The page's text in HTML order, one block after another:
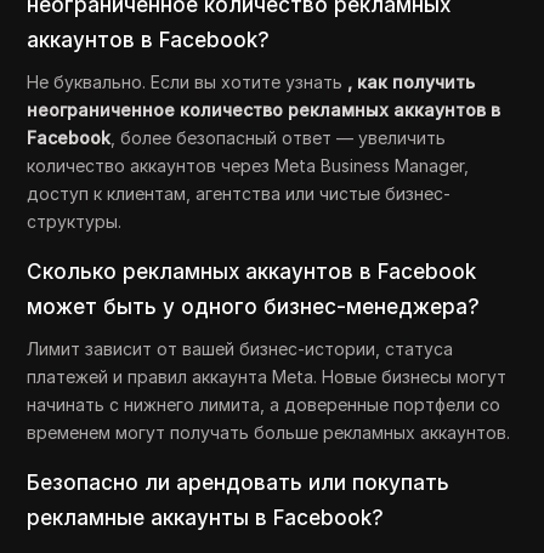
аккаунтов в Facebook?
Не буквально. Если вы хотите узнать , как получить
неограниченное количество рекламных аккаунтов в
Facebook , более безопасный ответ — увеличить
количество аккаунтов через Meta Business Manager,
доступ к клиентам, агентства или чистые бизнес-
структуры.
Сколько рекламных аккаунтов в Facebook
может быть у одного бизнес-менеджера?
Лимит зависит от вашей бизнес-истории, статуса
платежей и правил аккаунта Meta. Новые бизнесы могут
начинать с нижнего лимита, а доверенные портфели со
временем могут получать больше рекламных аккаунтов.
Безопасно ли арендовать или покупать
рекламные аккаунты в Facebook?